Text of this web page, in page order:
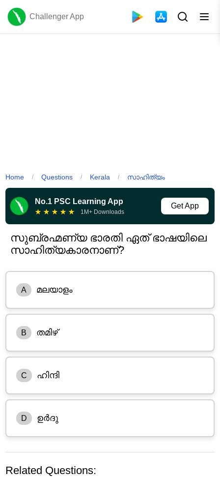
Challenger App
Home / Questions / Kerala / സാഹിത്യം
No.1 PSC Learning App
★ ★ ★ ★ ★ 1M+ Downloads
Get App
സുബ്രഹ്മണ്യ ഭാരതി ഏത് ഭാഷയിലെ
സാഹിത്യകാരനാണ്?
A മലയാളം
B തമിഴ്
C ഹിന്ദി
D ഉർദു
Related Questions: